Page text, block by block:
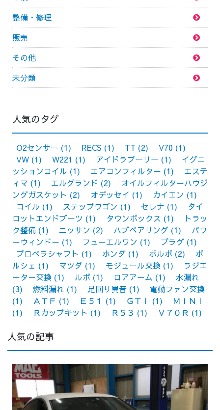
整備・修理
販売
その他
未分類
人気のタグ
O2センサー (1) RECS (1) TT (2) V70 (1)
VW (1) W221 (1) アイドラプーリー (1)
イグニ
ッションコイル (1) エアコンフィルター (1)
エステ
ィマ (1) エルグランド (2)
オイルフィルターハウジ
ングガスケット (2) オデッセイ (1) カイエン (1)
コイル (1) ステップワゴン (1) セレナ (1)
タイ
ロットエンドブーツ (1) タウンボックス (1)
トラッ
ク整備 (1) ニッサン (2) ハブベアリング (1)
パワ
ーウィンドー (1) フューエルワン (1) プラグ (1)
プロペラシャフト (1) ホンダ (1) ボルボ (2)
ポ
ルシェ (1) マツダ (1) モジュール交換 (1)
ラジエ
ーター交換 (1) ルポ (1) ロアアーム (1)
水漏れ
(3)
燃料漏れ (1) 足回り異音 (1)
電動ファン交換
(1)
ＡＴＦ (1) Ｅ５１ (1) ＧＴＩ (1)
ＭＩＮＩ
(1)
Ｒカップキット (1) Ｒ５３ (1) Ｖ７０Ｒ (1)
人気の記事